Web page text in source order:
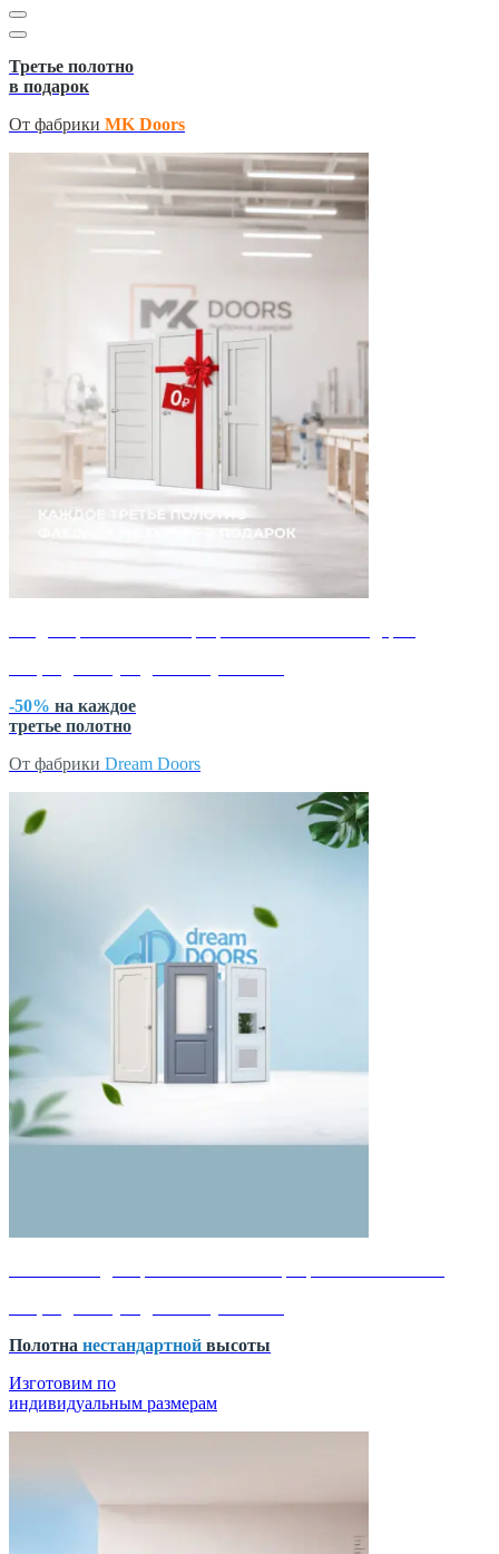
Третье полотно
в подарок
От фабрики MK Doors
-50% на каждое
третье полотно
От фабрики Dream Doors
Полотна нестандартной высоты
Изготовим по
индивидуальным размерам